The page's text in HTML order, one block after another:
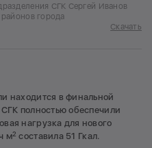
СГК Сергей Иванов
города
Скачать
находится в финальной
полностью обеспечили
нагрузка для нового
м2 составила 51 Гкал.